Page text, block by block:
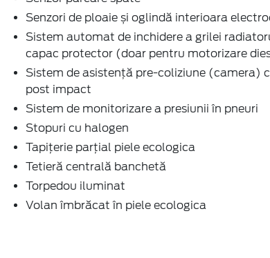
Senzori de ploaie și oglindă interioara
Sistem automat de inchidere a grilei
capac protector (doar pentru motorizare
Sistem de asistență pre-coliziune (camera)
post impact
Sistem de monitorizare a presiunii în pneuri
Stopuri cu halogen
Tapițerie parţial piele ecologica
Tetieră centrală banchetă
Torpedou iluminat
Volan îmbrăcat în piele ecologica